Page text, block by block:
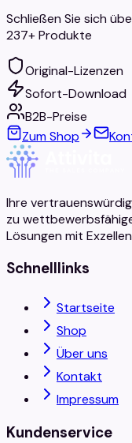
Schließen Sie sich
237+ Produkte
Original-Lizenzen
Sofort-Download
B2B-Preise
Zum Shop
Ihre
zu
Lösungen mit
Schnelllinks
Startseite
Shop
Über uns
Kontakt
Impressum
Kundenservice